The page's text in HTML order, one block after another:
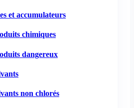
et accumulateurs
chimiques
dangereux
non chlorés